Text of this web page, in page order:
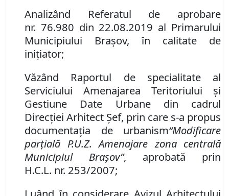
Analizând Referatul de aprobare
nr. 76.980 din 22.08.2019 al Primarului
Municipiului Braşov, în calitate de
inițiator;
Văzând Raportul de specialitate al
Serviciului Amenajarea Teritoriului și
Gestiune Date Urbane din cadrul
Direcției Arhitect Șef, prin care s-a propus
documentaţia de urbanism“Modificare
parţială P.U.Z. Amenajare zona centrală
Municipiul Braşov”, aprobată prin
H.C.L. nr. 253/2007;